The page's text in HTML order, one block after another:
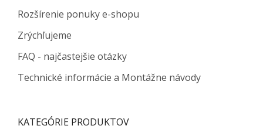
Rozšírenie ponuky e-shopu
Zrýchľujeme
FAQ - najčastejšie otázky
Technické informácie a Montážne návody
KATEGÓRIE PRODUKTOV